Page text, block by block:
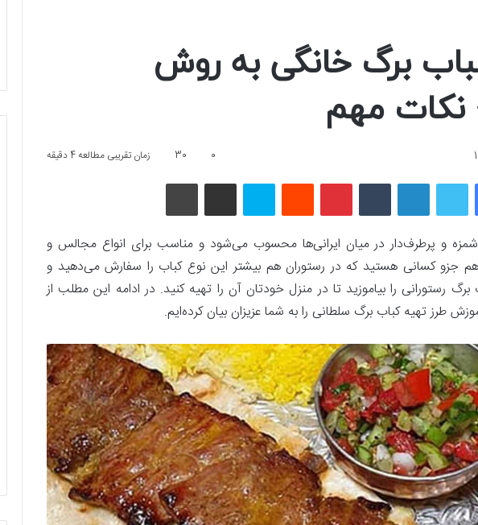
برگ خانگی به روش
نکات مهم
0
30 زمان تقریبی مطالعه 4 دقیقه
فیسبوک لینکداین پینتریست اسکایپ
و پرطرف‌دار در میان ایرانی‌ها محسوب می‌شود و مناسب برای انواع مجالس و
جزو کسانی هستید که در رستوران هم بیشتر این نوع کباب را سفارش می‌دهید و
رستورانی را بیاموزید تا در منزل خودتان آن را تهیه کنید. در ادامه این مطلب از
طرز تهیه کباب برگ سلطانی را به شما عزیزان بیان کرده‌ایم.